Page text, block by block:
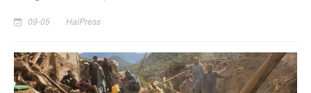
09-05 HaiPress